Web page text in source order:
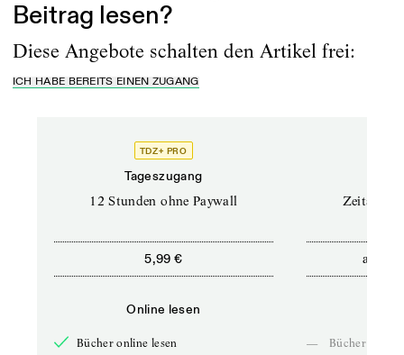
Beitrag lesen?
Diese Angebote schalten den Artikel frei:
ICH HABE BEREITS EINEN ZUGANG
TDZ+ PRO
Tageszugang
12 Stunden ohne Paywall
5,99 €
Online lesen
Bücher online lesen
ab
— Bücher online